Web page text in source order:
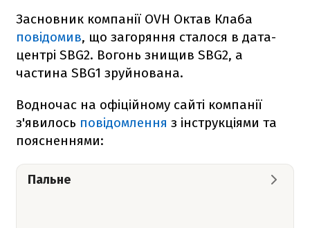
Засновник компанії OVH Октав Клаба
повідомив, що загоряння сталося в дата-
центрі SBG2. Вогонь знищив SBG2, а
частина SBG1 зруйнована.
Водночас на офіційному сайті компанії
з'явилось повідомлення з інструкціями та
поясненнями:
Пальне